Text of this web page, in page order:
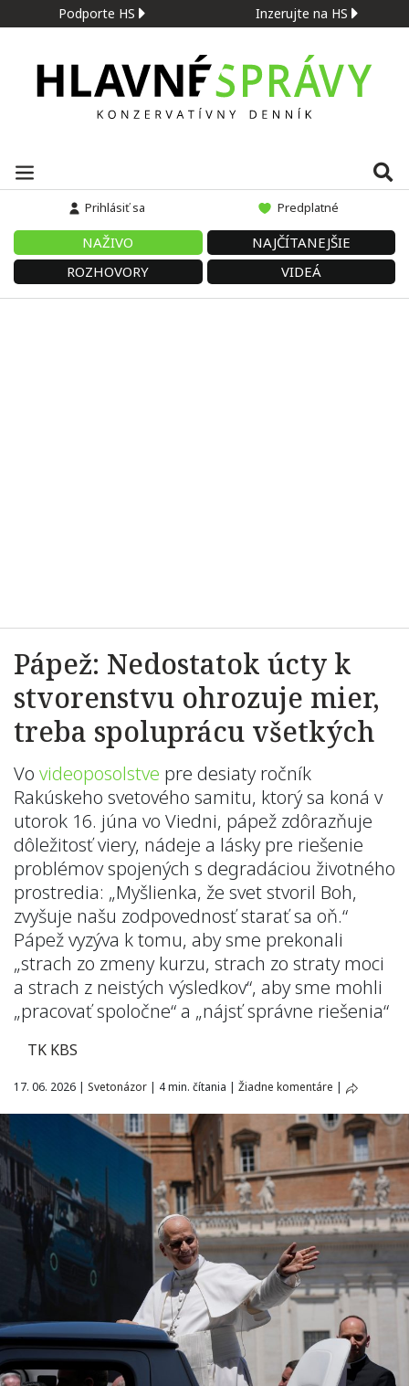
Podporte HS Inzerujte na HS
Prihlásiť sa Predplatné
NAŽIVO
NAJČÍTANEJŠIE
ROZHOVORY
VIDEÁ
Pápež: Nedostatok úcty k
stvorenstvu ohrozuje mier,
treba spoluprácu všetkých
Vo videoposolstve pre desiaty ročník
Rakúskeho svetového samitu, ktorý sa koná v
utorok 16. júna vo Viedni, pápež zdôrazňuje
dôležitosť viery, nádeje a lásky pre riešenie
problémov spojených s degradáciou životného
prostredia: „Myšlienka, že svet stvoril Boh,
zvyšuje našu zodpovednosť starať sa oň.“
Pápež vyzýva k tomu, aby sme prekonali
„strach zo zmeny kurzu, strach zo straty moci
a strach z neistých výsledkov“, aby sme mohli
„pracovať spoločne“ a „nájsť správne riešenia“
TK KBS
17. 06. 2026 | Svetonázor | 4 min. čítania | Žiadne komentáre |